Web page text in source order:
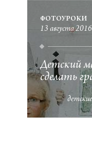
ФОТОУРОКИ
13 августа 2016
Детский
сделать